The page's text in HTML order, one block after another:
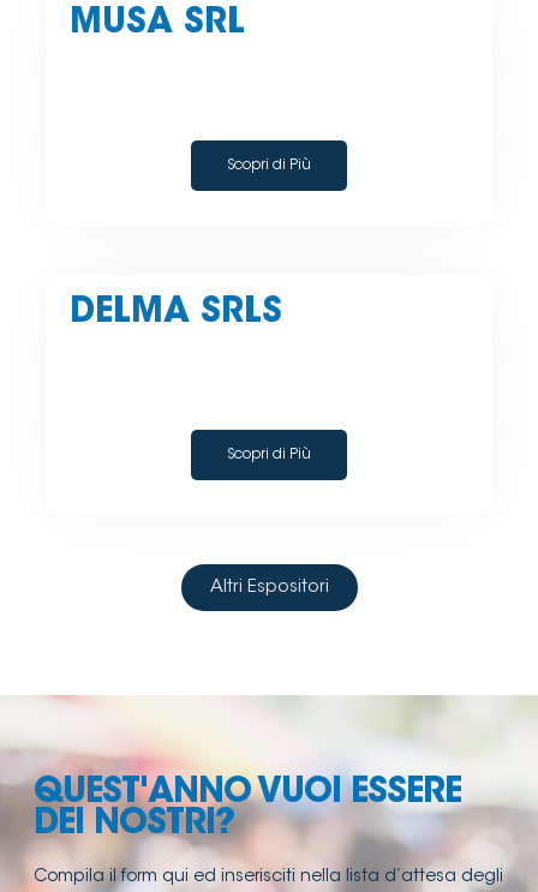
MUSA SRL
Scopri di Più
DELMA SRLS
Scopri di Più
Altri Espositori
QUEST'ANNO VUOI ESSERE
DEI NOSTRI?
Compila il form qui ed inserisciti nella lista d’attesa degli